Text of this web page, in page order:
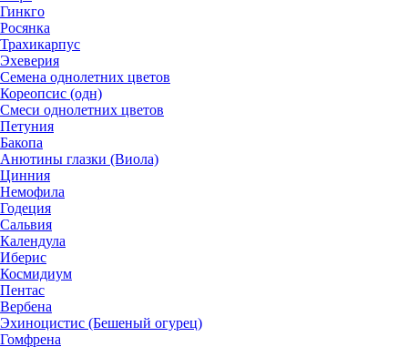
Гинкго
Росянка
Трахикарпус
Эхеверия
Семена однолетних цветов
Кореопсис (одн)
Смеси однолетних цветов
Петуния
Бакопа
Анютины глазки (Виола)
Цинния
Немофила
Годеция
Сальвия
Календула
Иберис
Космидиум
Пентас
Вербена
Эхиноцистис (Бешеный огурец)
Гомфрена